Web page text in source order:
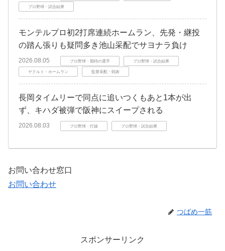
プロ野球・試合結果
モンテルプロ初2打席連続ホームラン、先発・継投
の踏ん張りも疑問多き池山采配でサヨナラ負け
2026.08.05 プロ野球・期待の選手 プロ野球・試合結果
ヤクルト・ホームラン 監督采配・戦術
長岡タイムリーで同点に追いつくもあと1本が出
ず、キハダ被弾で阪神にスイープされる
2026.08.03 プロ野球・打線 プロ野球・試合結果
お問い合わせ窓口
お問い合わせ
つばめ一筋
スポンサーリンク